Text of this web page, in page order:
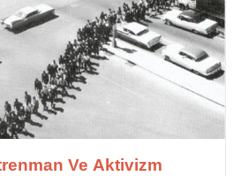
Ve Aktivizm